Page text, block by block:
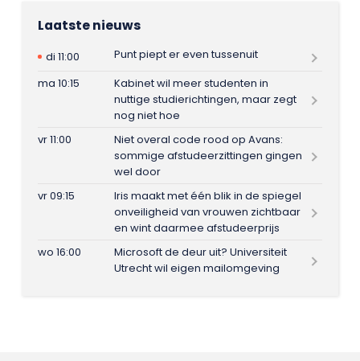
Laatste nieuws
di 11:00
Punt piept er even tussenuit
ma 10:15
Kabinet wil meer studenten in
nuttige studierichtingen, maar zegt
nog niet hoe
vr 11:00
Niet overal code rood op Avans:
sommige afstudeerzittingen gingen
wel door
vr 09:15
Iris maakt met één blik in de spiegel
onveiligheid van vrouwen zichtbaar
en wint daarmee afstudeerprijs
wo 16:00
Microsoft de deur uit? Universiteit
Utrecht wil eigen mailomgeving